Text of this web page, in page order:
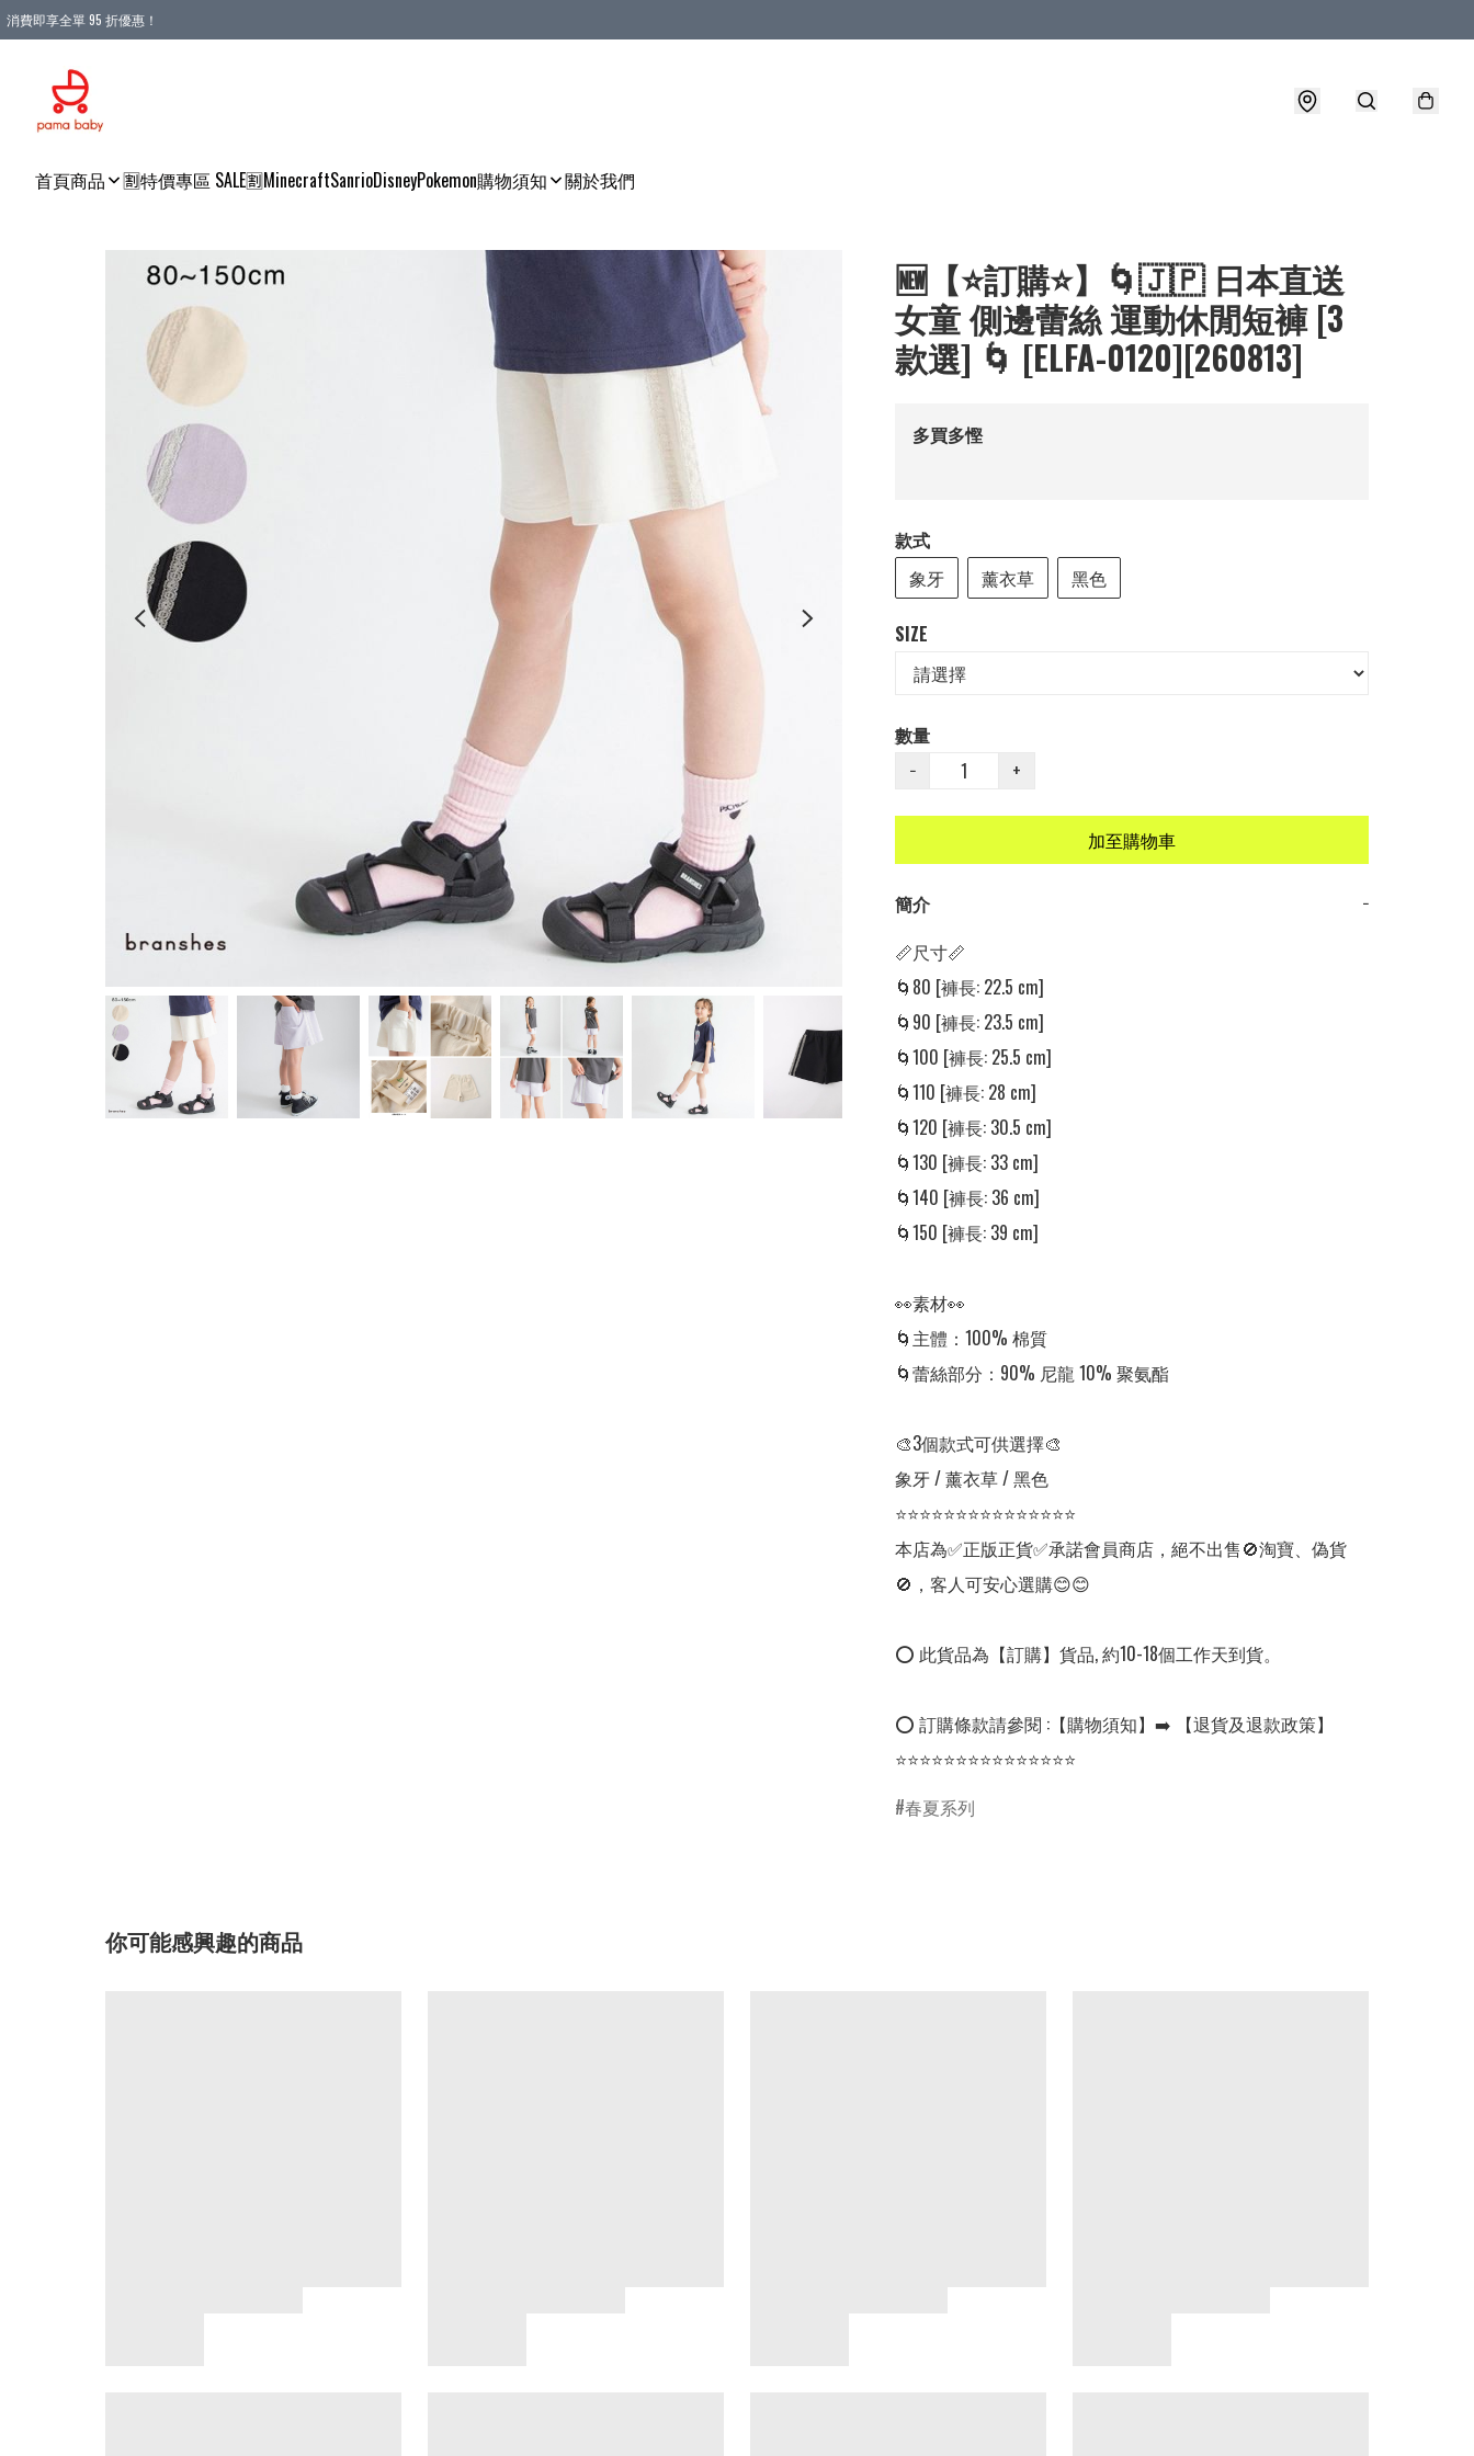
消費即享全單 95 折優惠！
首頁商品 🈹特價專區 SALE🈹MinecraftSanrioDisneyPokemon購物須知 關於我們
🆕【⭐訂購⭐】🌀🇯🇵 日本直送
女童 側邊蕾絲 運動休閒短褲 [3
款選] 🌀 [ELFA-0120][260813]
多買多慳
款式
象牙
薰衣草 黑色
SIZE
數量
−
+
加至購物車
簡介
−
📏尺寸📏
🌀80 [褲長: 22.5 cm]
🌀90 [褲長: 23.5 cm]
🌀100 [褲長: 25.5 cm]
🌀110 [褲長: 28 cm]
🌀120 [褲長: 30.5 cm]
🌀130 [褲長: 33 cm]
🌀140 [褲長: 36 cm]
🌀150 [褲長: 39 cm]
👀素材👀
🌀主體：100% 棉質
🌀蕾絲部分：90% 尼龍 10% 聚氨酯
🎨3個款式可供選擇🎨
象牙 / 薰衣草 / 黑色
⭐⭐⭐⭐⭐⭐⭐⭐⭐⭐⭐⭐⭐⭐⭐
本店為✅正版正貨✅承諾會員商店，絕不出售🚫淘寶、偽貨
🚫，客人可安心選購😊😊
⭕ 此貨品為【訂購】貨品, 約10-18個工作天到貨。
⭕ 訂購條款請參閱 :【購物須知】➡️ 【退貨及退款政策】
⭐⭐⭐⭐⭐⭐⭐⭐⭐⭐⭐⭐⭐⭐⭐
春夏系列
你可能感興趣的商品